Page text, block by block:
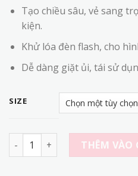
Tạo chiều sâu, vẻ sang
kiện.
Khử lóa đèn flash, cho
Dễ dàng giặt ủi, tái sử
SIZE
FT16 - Phông nền vải Chụp
THÊM VÀO